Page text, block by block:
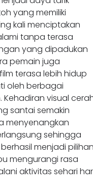
yang memiliki
kali menciptakan
tanpa terasa
yang dipadukan
pemain juga
terasa lebih hidup
oleh berbagai
visual
santai semakin
menyenangkan
sehingga
menjadi pilihan
mengurangi rasa
aktivitas sehari